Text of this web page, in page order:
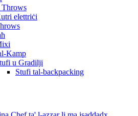
elettriċi
Kamp
u Gradilji
Stufi tal-backpacking